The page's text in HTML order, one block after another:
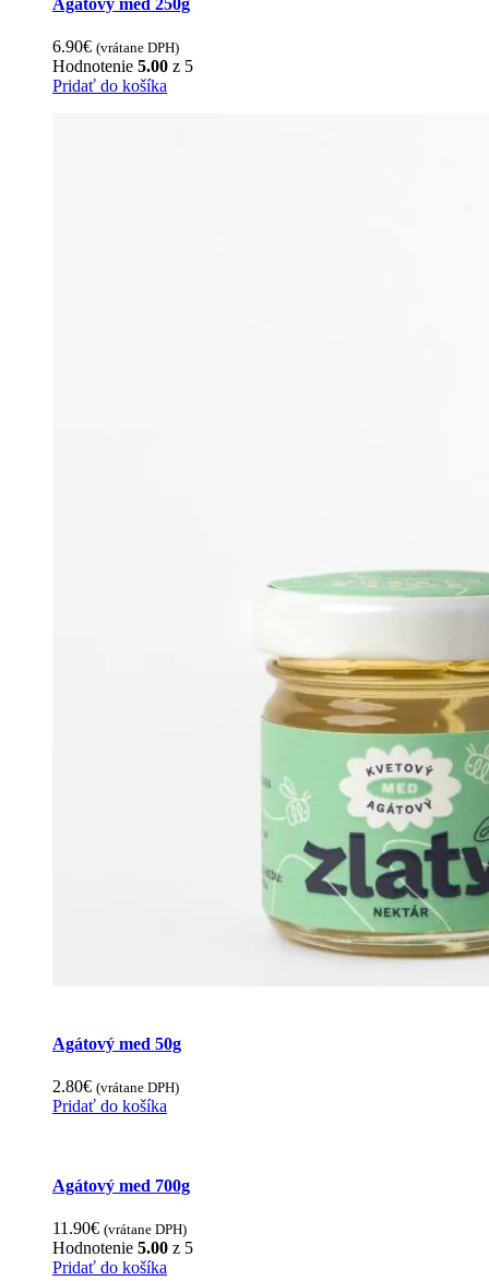
page
options
may
be
chosen
Agátový med 250g
6.90€ (vrátane DPH)
Hodnotenie 5.00 z 5
Pridať do košíka
Agátový med 50g
2.80€ (vrátane DPH)
Pridať do košíka
Agátový med 700g
11.90€ (vrátane DPH)
Hodnotenie 5.00 z 5
Pridať do košíka